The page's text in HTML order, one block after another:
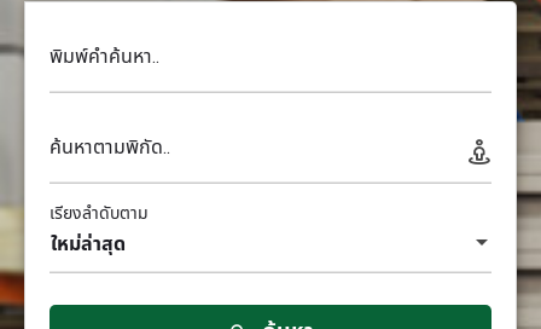
พิมพ์คำค้นหา..
ค้นหาตามพิกัด..
ใหม่ล่าสุด
เรียงลำดับตาม